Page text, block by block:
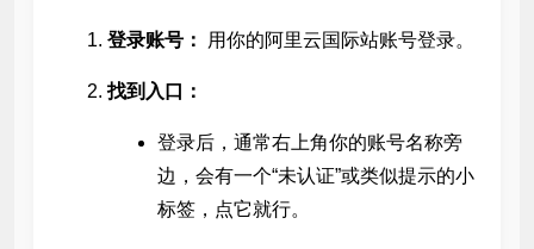
登录账号： 用你的阿里云国际站账号登录。
找到入口：
登录后，通常右上角你的账号名称旁
边，会有一个“未认证”或类似提示的小
标签，点它就行。